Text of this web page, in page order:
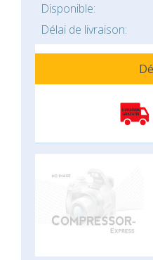
Disponible:
Délai de livraison: